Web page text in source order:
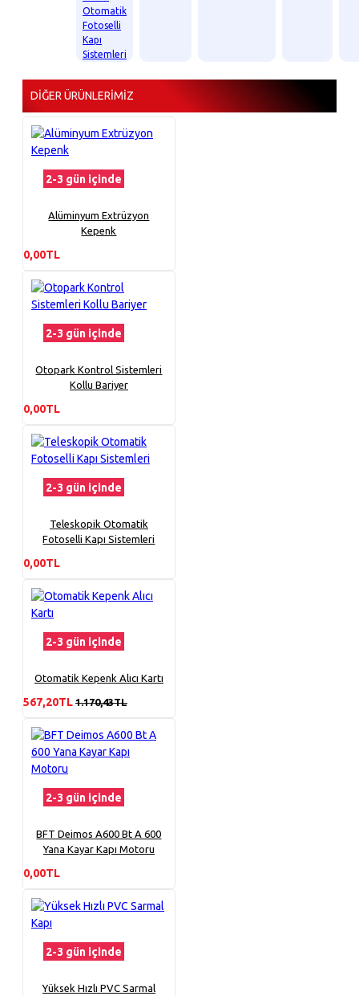
Otomatik
Fotoselli
Kapı
Sistemleri
DIĞER ÜRÜNLERIMIZ
2-3 gün içinde
Alüminyum Extrüzyon
Kepenk
0,00TL
2-3 gün içinde
Otopark Kontrol Sistemleri
Kollu Bariyer
0,00TL
2-3 gün içinde
Teleskopik Otomatik
Fotoselli Kapı Sistemleri
0,00TL
2-3 gün içinde
Otomatik Kepenk Alıcı Kartı
567,20TL 1.170,43TL
2-3 gün içinde
BFT Deimos A600 Bt A 600
Yana Kayar Kapı Motoru
0,00TL
2-3 gün içinde
Yüksek Hızlı PVC Sarmal